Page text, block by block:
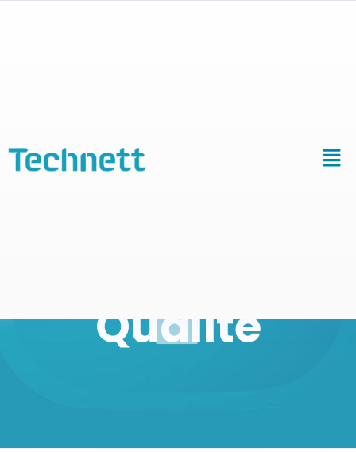
Cuves et bac
Qualité